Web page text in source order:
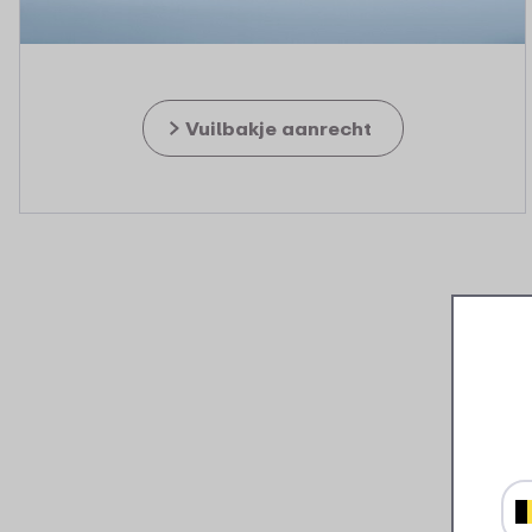
Vuilbakje aanrecht